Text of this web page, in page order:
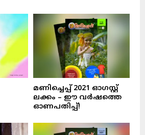
മണിച്ചെപ്പ് 2021 ഓഗസ്റ്റ്
ലക്കം – ഈ വർഷത്തെ
ഓണപതിപ്പ്!